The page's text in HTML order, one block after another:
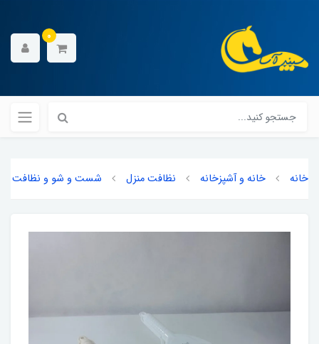
0
خانه خانه و آشپزخانه نظافت منزل شست و شو و نظافت